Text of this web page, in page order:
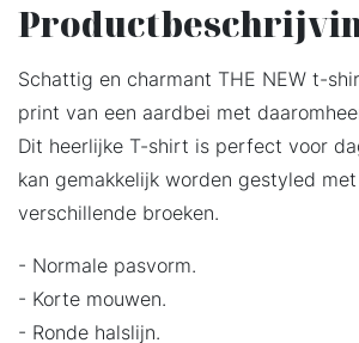
Schattig en charmant THE NEW t-
print van een aardbei met
Dit heerlijke T-shirt is perfect voor
kan gemakkelijk worden gestyled
verschillende broeken.
- Normale pasvorm.
- Korte mouwen.
- Ronde halslijn.